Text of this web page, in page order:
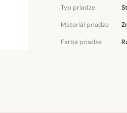
Typ priadze
Materiál priadze
Farba priadze